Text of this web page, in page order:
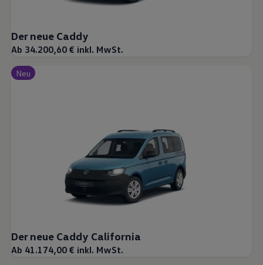
Der neue Caddy
Ab 34.200,60 € inkl. MwSt.
Neu
Der neue Caddy California
Ab 41.174,00 € inkl. MwSt.